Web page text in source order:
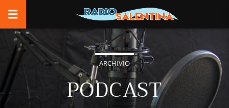
ARCHIVIO
PODCAST